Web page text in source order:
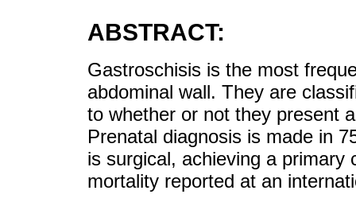
ABSTRACT:
Gastroschisis is the most
abdominal wall. They are
to whether or not they present
Prenatal diagnosis is made in
is surgical, achieving a primary
mortality reported at an